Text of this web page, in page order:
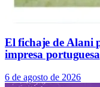
El fichaje de Alani
impresa portuguesa
6 de agosto de 2026